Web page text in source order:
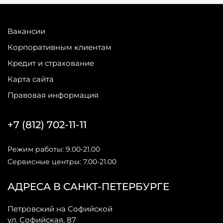
Вакансии
Корпоративным клиентам
Кредит и страхование
Карта сайта
Правовая информация
АДРЕСА В САНКТ-ПЕТЕРБУРГЕ
Петровский на Софийской
ул. Софийская, 87
+7 (812) 702-11-11
Режим работы: 9.00-21.00
Сервисные центры: 7.00-21.00